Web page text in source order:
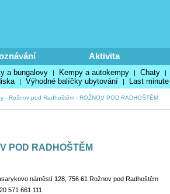
Aktivita
a bungalovy | Kempy a autokempy | Chaty |
| Výhodné balíčky ubytování | Last minute
- Rožnov pod Radhoštěm- ROŽNOV POD RADHOŠTĚM
POD RADHOŠTĚM
náměstí 128, 756 61 Rožnov pod Radhoštěm
571 661 111